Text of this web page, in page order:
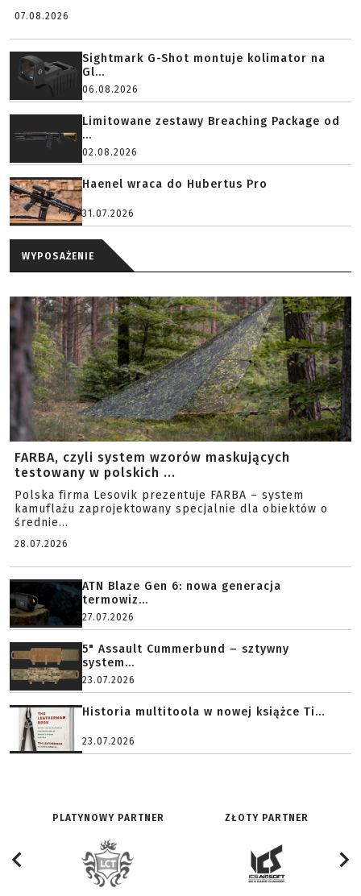
07.08.2026
Sightmark G-Shot montuje kolimator na
Gl...
06.08.2026
Limitowane zestawy Breaching Package od
...
02.08.2026
Haenel wraca do Hubertus Pro
31.07.2026
WYPOSAŻENIE
FARBA, czyli system wzorów maskujących
testowany w polskich ...
Polska firma Lesovik prezentuje FARBA – system
kamuflażu zaprojektowany specjalnie dla obiektów o
średnie...
28.07.2026
ATN Blaze Gen 6: nowa generacja
termowiz...
27.07.2026
5" Assault Cummerbund – sztywny
system...
23.07.2026
Historia multitoola w nowej książce Ti...
23.07.2026
PLATYNOWY PARTNER ZŁOTY PARTNER